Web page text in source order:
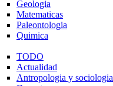
Geologia
Matematicas
Paleontologia
Quimica
TODO
Actualidad
Antropologia y sociologia